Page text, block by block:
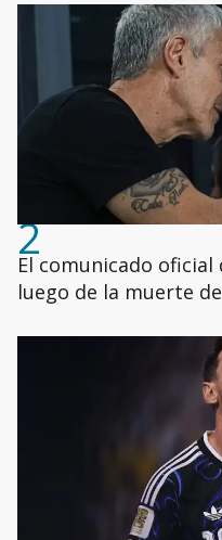
2
El comunicado
luego de la muerte